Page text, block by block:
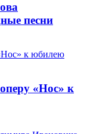
песни
«Нос» к